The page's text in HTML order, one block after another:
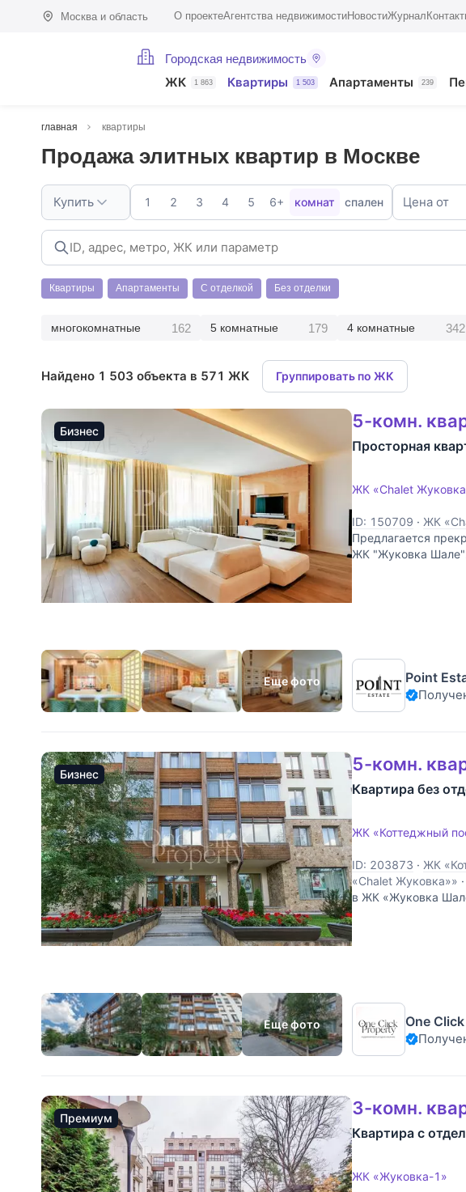
Москва и область О проектеАгентства недвижимостиНовостиЖурнал
Городская недвижимость
ЖК 1 863 Квартиры 1 503 Апартаменты 239
главная квартиры
Продажа элитных квартир в Москве
Купить 1 2 3 4 5 6+ комнат спален Цена от
Квартиры Апартаменты С отделкой Без отделки
многокомнатные 162 5 комнатные 179 4 комнатные 342
Найдено 1 503 объекта в 571 ЖК Группировать по ЖК
Бизнес
Еще фото
5-комн.
Просторная
ЖК «Chalet
ID: 150709 · ЖК
Предлагается
ЖК "Жуковка Шале".
Point
Бизнес
Еще фото
5-комн.
Квартира без
ЖК «Коттеджный
ID: 203873 · ЖК
«Chalet Жуковка»» ·
в ЖК «Жуковка
One
Премиум 3-комн.
Квартира с
ЖК «Жуковка-1»